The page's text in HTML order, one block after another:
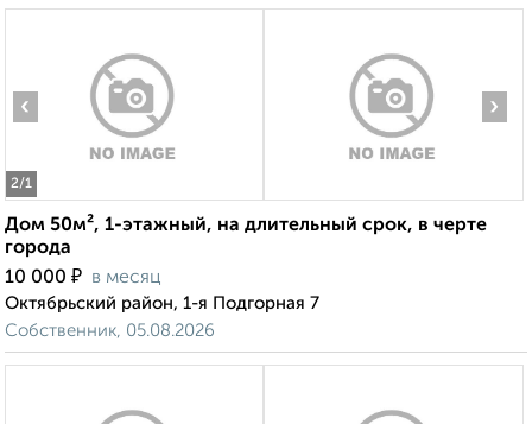
2/1
‹ ›
Дом 50м², 1-этажный, на длительный срок, в черте
города
10 000 ₽ в месяц
Октябрьский район, 1-я Подгорная 7
Собственник, 05.08.2026